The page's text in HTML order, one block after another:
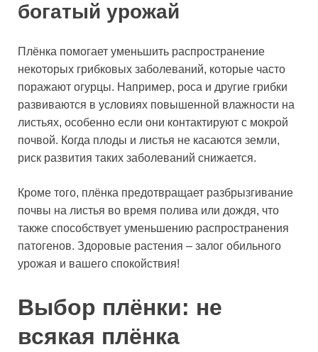
богатый урожай
Плёнка помогает уменьшить распространение
некоторых грибковых заболеваний, которые часто
поражают огурцы. Например, роса и другие грибки
развиваются в условиях повышенной влажности на
листьях, особенно если они контактируют с мокрой
почвой. Когда плоды и листья не касаются земли,
риск развития таких заболеваний снижается.
Кроме того, плёнка предотвращает разбрызгивание
почвы на листья во время полива или дождя, что
также способствует уменьшению распространения
патогенов. Здоровые растения – залог обильного
урожая и вашего спокойствия!
Выбор плёнки: не
всякая плёнка